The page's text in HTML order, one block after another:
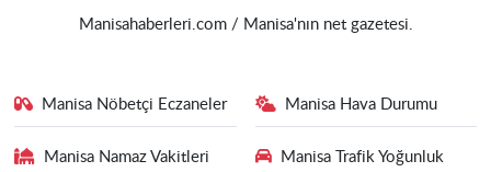
Manisahaberleri.com / Manisa'nın net gazetesi.
Manisa Nöbetçi Eczaneler Manisa Hava Durumu
Manisa Namaz Vakitleri
Manisa Trafik Yoğunluk